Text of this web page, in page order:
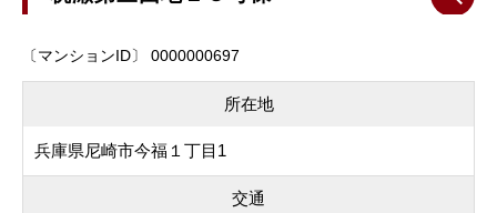
〔マンションID〕 0000000697
所在地
兵庫県尼崎市今福１丁目1
交通